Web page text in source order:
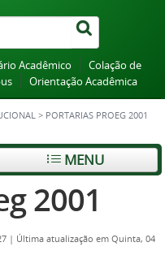
Acadêmico
Colação de
Orientação Acadêmica
> PORTARIAS PROEG 2001
MENU
2001
| Última atualização em Quinta, 04